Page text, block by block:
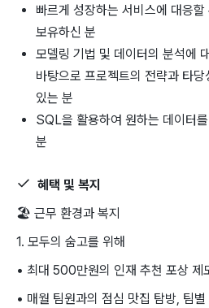
빠르게 성장하는 서비스에 대응
보유하신 분
모델링 기법 및 데이터의 분석에
바탕으로 프로젝트의 전략과 타
있는 분
SQL을 활용하여 원하는 데이터
분
혜택 및 복지
🏖 근무 환경과 복지
1. 모두의 숨고를 위해
• 최대 500만원의 인재 추천 포상 제
• 매월 팀원과의 점심 맛집 탐방, 팀